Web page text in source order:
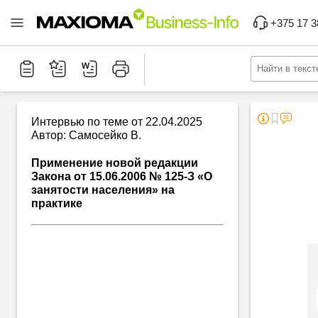
+375 17
Интервью по теме от 22.04.2025
Автор: Самосейко В.
Применение новой редакции
Закона от 15.06.2006 № 125-З «О
занятости населения» на
практике